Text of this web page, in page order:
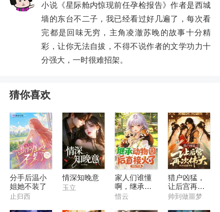
小说《星际舱内惊现前任孕检报告》作者是西城
墙的东台不二子，我已经看过好几遍了，每次看
完都是回味无穷，主角凌澈苏晚的故事十分精
彩，让你无法自拔，不得不说作者的文学功力十
分强大，一时很难招架。
猜你喜欢
分手后温小
姐她不装了
止归西
情深知晚意
玉立
家人们谁懂
啊，继承动
物园后直接
惜云
猎户凶猛，
让后宫再次
伟大
帅到做噩梦